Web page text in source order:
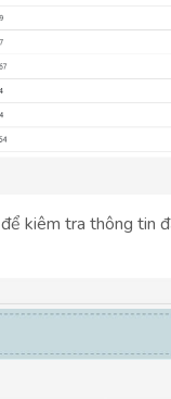
kiêm tra thông tin